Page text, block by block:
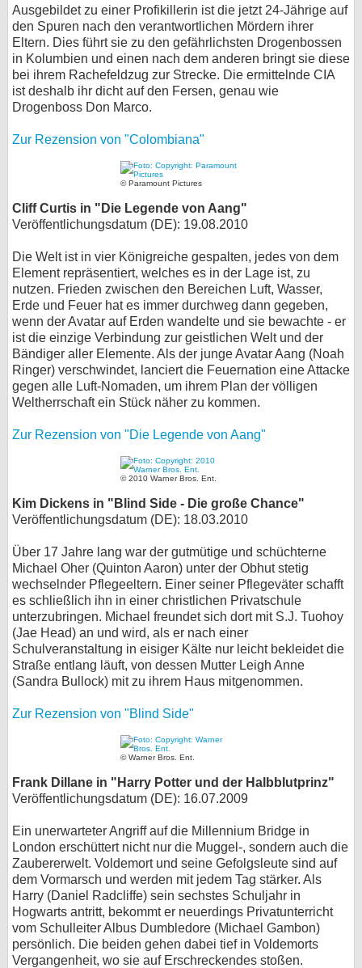
Ausgebildet zu einer Profikillerin ist die jetzt 24-Jährige auf
den Spuren nach den verantwortlichen Mördern ihrer
Eltern. Dies führt sie zu den gefährlichsten Drogenbossen
in Kolumbien und einen nach dem anderen bringt sie diese
bei ihrem Rachefeldzug zur Strecke. Die ermittelnde CIA
ist deshalb ihr dicht auf den Fersen, genau wie
Drogenboss Don Marco.
Zur Rezension von "Colombiana"
© Paramount Pictures
Cliff Curtis in "Die Legende von Aang"
Veröffentlichungsdatum (DE): 19.08.2010
Die Welt ist in vier Königreiche gespalten, jedes von dem
Element repräsentiert, welches es in der Lage ist, zu
nutzen. Frieden zwischen den Bereichen Luft, Wasser,
Erde und Feuer hat es immer durchweg dann gegeben,
wenn der Avatar auf Erden wandelte und sie bewachte - er
ist die einzige Verbindung zur geistlichen Welt und der
Bändiger aller Elemente. Als der junge Avatar Aang (Noah
Ringer) verschwindet, lanciert die Feuernation eine Attacke
gegen alle Luft-Nomaden, um ihrem Plan der völligen
Weltherrschaft ein Stück näher zu kommen.
Zur Rezension von "Die Legende von Aang"
© 2010 Warner Bros. Ent.
Kim Dickens in "Blind Side - Die große Chance"
Veröffentlichungsdatum (DE): 18.03.2010
Über 17 Jahre lang war der gutmütige und schüchterne
Michael Oher (Quinton Aaron) unter der Obhut stetig
wechselnder Pflegeeltern. Einer seiner Pflegeväter schafft
es schließlich ihn in einer christlichen Privatschule
unterzubringen. Michael freundet sich dort mit S.J. Tuohoy
(Jae Head) an und wird, als er nach einer
Schulveranstaltung in eisiger Kälte nur leicht bekleidet die
Straße entlang läuft, von dessen Mutter Leigh Anne
(Sandra Bullock) mit zu ihrem Haus mitgenommen.
Zur Rezension von "Blind Side"
© Warner Bros. Ent.
Frank Dillane in "Harry Potter und der Halbblutprinz"
Veröffentlichungsdatum (DE): 16.07.2009
Ein unerwarteter Angriff auf die Millennium Bridge in
London erschüttert nicht nur die Muggel-, sondern auch die
Zaubererwelt. Voldemort und seine Gefolgsleute sind auf
dem Vormarsch und werden mit jedem Tag stärker. Als
Harry (Daniel Radcliffe) sein sechstes Schuljahr in
Hogwarts antritt, bekommt er neuerdings Privatunterricht
vom Schulleiter Albus Dumbledore (Michael Gambon)
persönlich. Die beiden gehen dabei tief in Voldemorts
Vergangenheit, wo sie auf Erschreckendes stoßen.